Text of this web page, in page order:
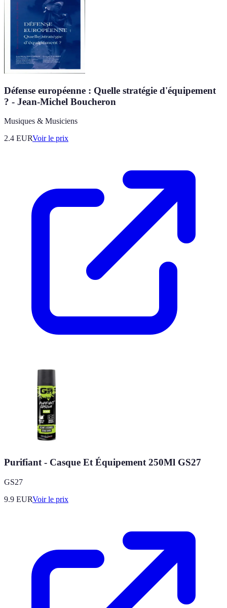
Défense européenne : Quelle stratégie d'équipement
? - Jean-Michel Boucheron
Musiques & Musiciens
2.4 EURVoir le prix
Purifiant - Casque Et Équipement 250Ml GS27
GS27
9.9 EURVoir le prix